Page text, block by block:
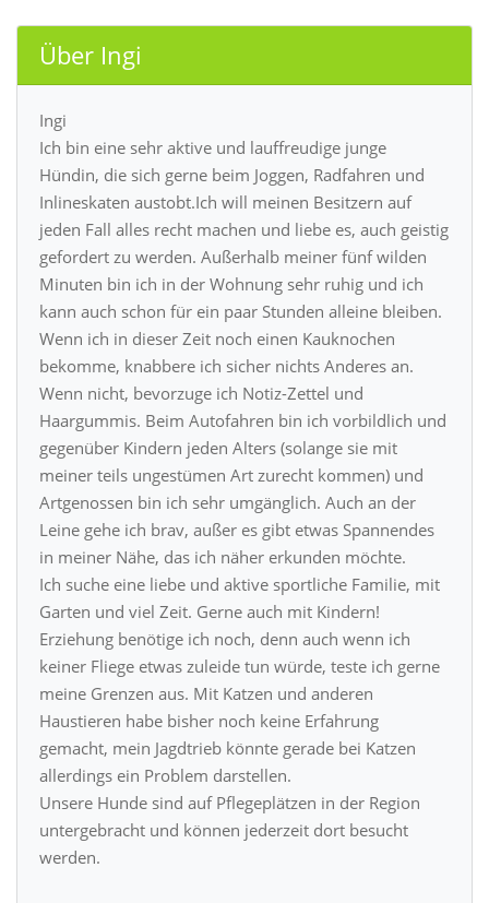
Über Ingi
Ingi
Ich bin eine sehr aktive und lauffreudige junge
Hündin, die sich gerne beim Joggen, Radfahren und
Inlineskaten austobt.Ich will meinen Besitzern auf
jeden Fall alles recht machen und liebe es, auch geistig
gefordert zu werden. Außerhalb meiner fünf wilden
Minuten bin ich in der Wohnung sehr ruhig und ich
kann auch schon für ein paar Stunden alleine bleiben.
Wenn ich in dieser Zeit noch einen Kauknochen
bekomme, knabbere ich sicher nichts Anderes an.
Wenn nicht, bevorzuge ich Notiz-Zettel und
Haargummis. Beim Autofahren bin ich vorbildlich und
gegenüber Kindern jeden Alters (solange sie mit
meiner teils ungestümen Art zurecht kommen) und
Artgenossen bin ich sehr umgänglich. Auch an der
Leine gehe ich brav, außer es gibt etwas Spannendes
in meiner Nähe, das ich näher erkunden möchte.
Ich suche eine liebe und aktive sportliche Familie, mit
Garten und viel Zeit. Gerne auch mit Kindern!
Erziehung benötige ich noch, denn auch wenn ich
keiner Fliege etwas zuleide tun würde, teste ich gerne
meine Grenzen aus. Mit Katzen und anderen
Haustieren habe bisher noch keine Erfahrung
gemacht, mein Jagdtrieb könnte gerade bei Katzen
allerdings ein Problem darstellen.
Unsere Hunde sind auf Pflegeplätzen in der Region
untergebracht und können jederzeit dort besucht
werden.